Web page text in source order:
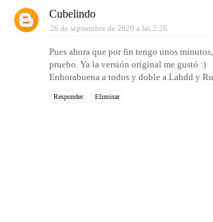
Cubelindo
26 de septiembre de 2020 a las 2:26
Pues ahora que por fin tengo unos
pruebo. Ya la versión original me gustó :)
Enhorabuena a todos y doble a Lahdd y
Responder Eliminar